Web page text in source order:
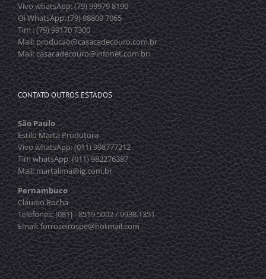
Vivo whatsApp: (79) 99979 8190
Oi WhatsApp: (79) 98809 7065
Tim : (79) 99170 7300
Mail: producao@casacadecouro.com.br
Mail: casacadecouro@infonet.com.br;
CONTATO OUTROS ESTADOS
São Paulo
Estilo Marta Produtora
Vivo whatsApp: (011) 998777212
Tim whatsApp: (011) 982276387
Mail: martalima@ig.com.br
Pernambuco
Cláudio Rocha
Telefones: [081] - 8519.5002 / 9938.1351
Email: forrozeirospe@hotmail.com